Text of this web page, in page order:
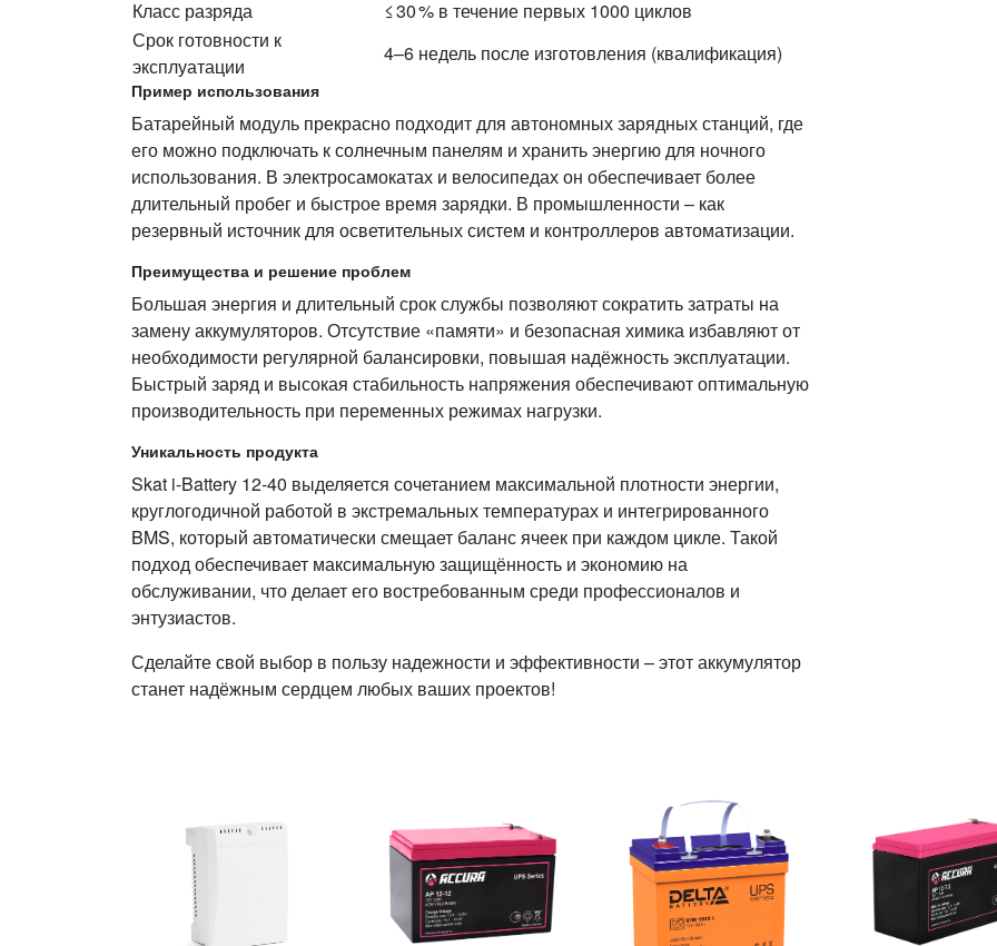
Класс разряда
≤ 30 % в течение первых 1000 циклов
Срок готовности к
эксплуатации
4–6 недель после изготовления (квалификация)
Пример использования
Батарейный модуль прекрасно подходит для автономных зарядных станций, где
его можно подключать к солнечным панелям и хранить энергию для ночного
использования. В электросамокатах и велосипедах он обеспечивает более
длительный пробег и быстрое время зарядки. В промышленности – как
резервный источник для осветительных систем и контроллеров автоматизации.
Преимущества и решение проблем
Большая энергия и длительный срок службы позволяют сократить затраты на
замену аккумуляторов. Отсутствие «памяти» и безопасная химика избавляют от
необходимости регулярной балансировки, повышая надёжность эксплуатации.
Быстрый заряд и высокая стабильность напряжения обеспечивают оптимальную
производительность при переменных режимах нагрузки.
Уникальность продукта
Skat i-Battery 12‑40 выделяется сочетанием максимальной плотности энергии,
круглогодичной работой в экстремальных температурах и интегрированного
BMS, который автоматически смещает баланс ячеек при каждом цикле. Такой
подход обеспечивает максимальную защищённость и экономию на
обслуживании, что делает его востребованным среди профессионалов и
энтузиастов.
Сделайте свой выбор в пользу надежности и эффективности – этот аккумулятор
станет надёжным сердцем любых ваших проектов!